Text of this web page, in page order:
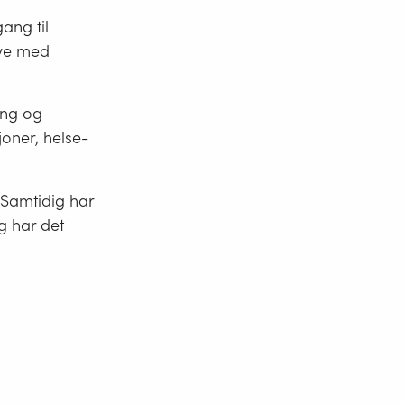
til
med
og
helse-
har
har det